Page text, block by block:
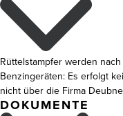
Rüttelstampfer werden
Benzingeräten: Es erfolgt
nicht über die Firma
DOKUMENTE